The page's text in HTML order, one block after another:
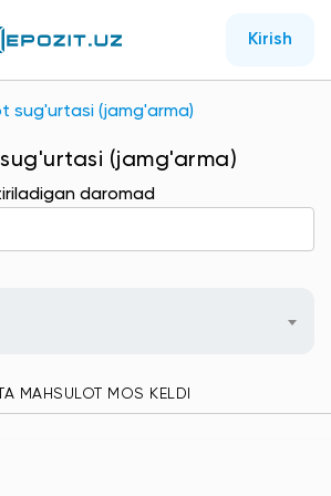
Kirish
sug'urtasi (jamg'arma)
(jamg'arma)
daromad
MAHSULOT MOS KELDI